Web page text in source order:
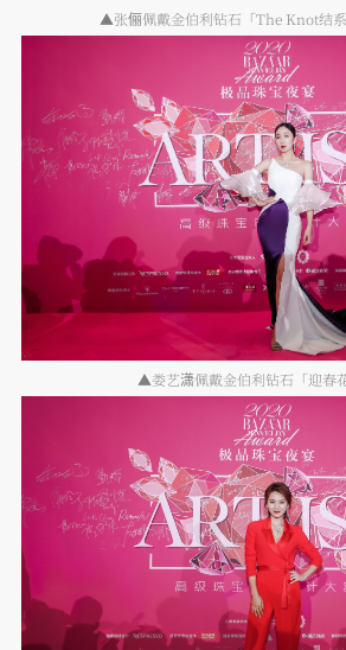
▲张俪佩戴金伯利钻石「The Knot结
▲娄艺潇佩戴金伯利钻石「迎春